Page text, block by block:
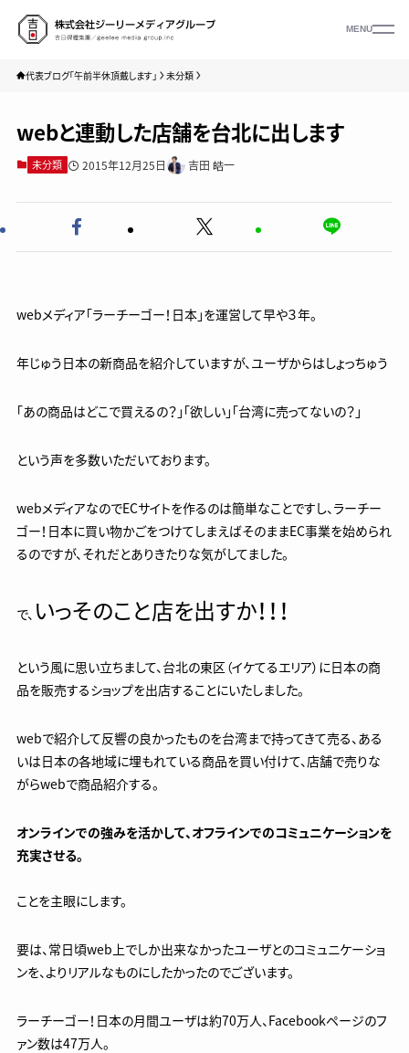
MENU
代表ブログ「午前半休頂戴します」 未分類
webと連動した店舗を台北に出します
未分類 2015年12月25日 吉田 皓一
webメディア「ラーチーゴー！日本」を運営して早や３年。
年じゅう日本の新商品を紹介していますが、ユーザからはしょっちゅう
「あの商品はどこで買えるの？」「欲しい」「台湾に売ってないの？」
という声を多数いただいております。
webメディアなのでECサイトを作るのは簡単なことですし、ラーチー
ゴー！日本に買い物かごをつけてしまえばそのままEC事業を始められ
るのですが、それだとありきたりな気がしてました。
で、 いっそのこと店を出すか！！！
という風に思い立ちまして、台北の東区（イケてるエリア）に日本の商
品を販売するショップを出店することにいたしました。
webで紹介して反響の良かったものを台湾まで持ってきて売る、ある
いは日本の各地域に埋もれている商品を買い付けて、店舗で売りな
がらwebで商品紹介する。
オンラインでの強みを活かして、オフラインでのコミュニケーションを
充実させる。
ことを主眼にします。
要は、常日頃web上でしか出来なかったユーザとのコミュニケーショ
ンを、よりリアルなものにしたかったのでございます。
ラーチーゴー！日本の月間ユーザは約70万人、Facebookページのフ
ァン数は47万人。